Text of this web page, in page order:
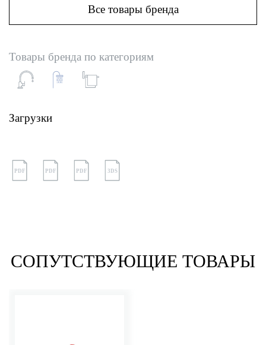
Все товары бренда
Товары бренда по категориям
Загрузки
PDF PDF PDF 3DS
СОПУТСТВУЮЩИЕ ТОВАРЫ